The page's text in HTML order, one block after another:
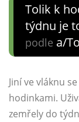
Tolik k
týdnu je
podle a/
Jiní ve vláknu
hodinkami.
zemřely do